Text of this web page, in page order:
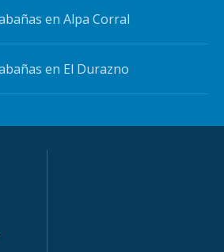
en Alpa Corral
en El Durazno